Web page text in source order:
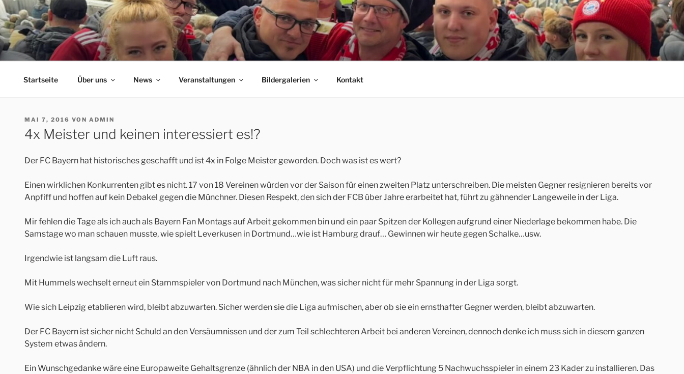
Zum
Inhalt
springen
ERFORDIA BAVARIA E.V.
Herzlich Willkommen auf der Homepage des Erfurter FC Bayern München Fanclubs Erfordia Bavaria e.V.
Startseite Über uns News Veranstaltungen Bildergalerien Kontakt
VERÖFFENTLICHT
AM
MAI 7, 2016 VON ADMIN
4x Meister und keinen interessiert es!?
Der FC Bayern hat historisches geschafft und ist 4x in Folge Meister geworden. Doch was ist es wert?
Einen wirklichen Konkurrenten gibt es nicht. 17 von 18 Vereinen würden vor der Saison für einen zweiten Platz unterschreiben. Die meisten Gegner resignieren bereits vor
Anpfiff und hoffen auf kein Debakel gegen die Münchner. Diesen Respekt, den sich der FCB über Jahre erarbeitet hat, führt zu gähnender Langeweile in der Liga.
Mir fehlen die Tage als ich auch als Bayern Fan Montags auf Arbeit gekommen bin und ein paar Spitzen der Kollegen aufgrund einer Niederlage bekommen habe. Die
Samstage wo man schauen musste, wie spielt Leverkusen in Dortmund…wie ist Hamburg drauf… Gewinnen wir heute gegen Schalke…usw.
Irgendwie ist langsam die Luft raus.
Mit Hummels wechselt erneut ein Stammspieler von Dortmund nach München, was sicher nicht für mehr Spannung in der Liga sorgt.
Wie sich Leipzig etablieren wird, bleibt abzuwarten. Sicher werden sie die Liga aufmischen, aber ob sie ein ernsthafter Gegner werden, bleibt abzuwarten.
Der FC Bayern ist sicher nicht Schuld an den Versäumnissen und der zum Teil schlechteren Arbeit bei anderen Vereinen, dennoch denke ich muss sich in diesem ganzen
System etwas ändern.
Ein Wunschgedanke wäre eine Europaweite Gehaltsgrenze (ähnlich der NBA in den USA) und die Verpflichtung 5 Nachwuchsspieler in einem 23 Kader zu installieren. Das